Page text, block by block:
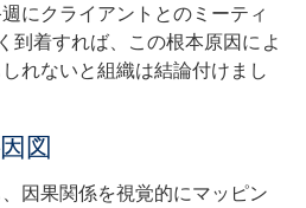
にクライアントとのミーティ
到着すれば、この根本原因によ
れないと組織は結論付けまし
図
因果関係を視覚的にマッピン